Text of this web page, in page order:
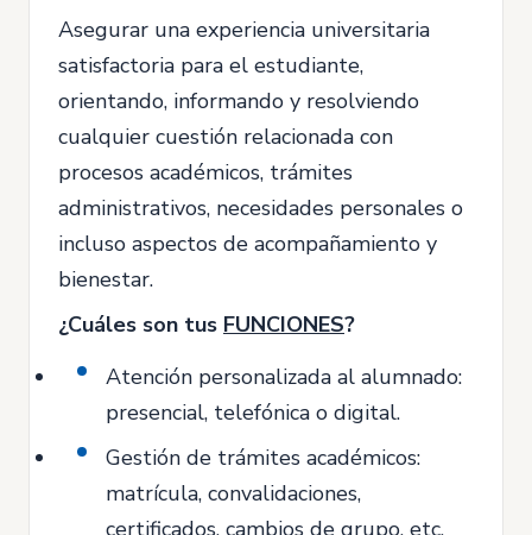
Asegurar una experiencia universitaria
satisfactoria para el estudiante,
orientando, informando y resolviendo
cualquier cuestión relacionada con
procesos académicos, trámites
administrativos, necesidades personales o
incluso aspectos de acompañamiento y
bienestar.
¿Cuáles son tus FUNCIONES?
Atención personalizada al alumnado:
presencial, telefónica o digital.
Gestión de trámites académicos:
matrícula, convalidaciones,
certificados, cambios de grupo, etc.